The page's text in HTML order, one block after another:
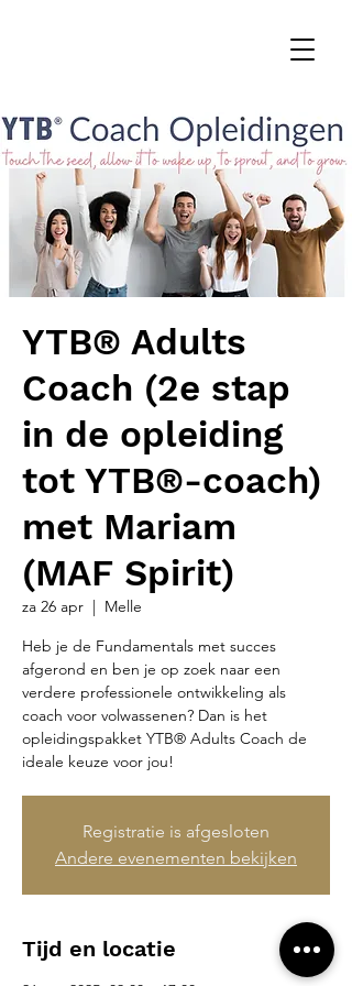
YTB® Adults
Coach (2e stap
in de opleiding
tot YTB®-coach)
met Mariam
(MAF Spirit)
za 26 apr
  |
Melle
Heb je de Fundamentals met succes
afgerond en ben je op zoek naar een
verdere professionele ontwikkeling als
coach voor volwassenen? Dan is het
opleidingspakket YTB® Adults Coach de
ideale keuze voor jou!
Registratie is afgesloten
Andere evenementen bekijken
Tijd en locatie